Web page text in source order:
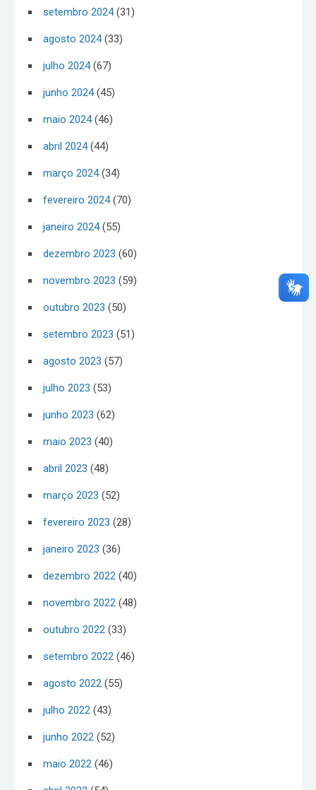
setembro 2024(31)
agosto 2024(33)
julho 2024(67)
junho 2024(45)
maio 2024(46)
abril 2024(44)
março 2024(34)
fevereiro 2024(70)
janeiro 2024(55)
dezembro 2023 (60)
novembro 2023 (59)
outubro 2023 (50)
setembro 2023 (51)
agosto 2023 (57)
julho 2023 (53)
junho 2023 (62)
maio 2023 (40)
abril 2023 (48)
março 2023 (52)
fevereiro 2023 (28)
janeiro 2023 (36)
dezembro 2022 (40)
novembro 2022 (48)
outubro 2022 (33)
setembro 2022 (46)
agosto 2022 (55)
julho 2022 (43)
junho 2022 (52)
maio 2022 (46)